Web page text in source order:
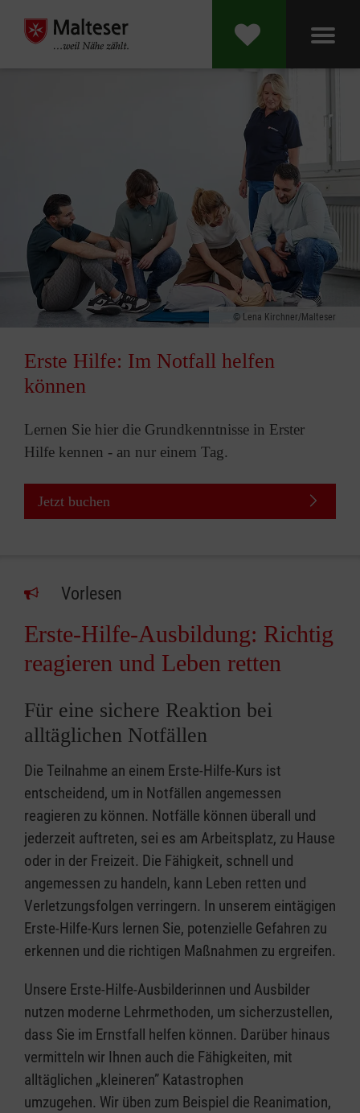
Lena Kirchner/Malteser
Erste Hilfe: Im Notfall helfen
können
Lernen Sie hier die Grundkenntnisse in Erster
Hilfe kennen - an nur einem Tag.
Jetzt buchen
Vorlesen
Erste-Hilfe-Ausbildung: Richtig
reagieren und Leben retten
Für eine sichere Reaktion bei
alltäglichen Notfällen
Die Teilnahme an einem Erste-Hilfe-Kurs ist
entscheidend, um in Notfällen angemessen
reagieren zu können. Notfälle können überall und
jederzeit auftreten, sei es am Arbeitsplatz, zu Hause
oder in der Freizeit. Die Fähigkeit, schnell und
angemessen zu handeln, kann Leben retten und
Verletzungsfolgen verringern. In unserem eintägigen
Erste-Hilfe-Kurs lernen Sie, potenzielle Gefahren zu
erkennen und die richtigen Maßnahmen zu ergreifen.
Unsere Erste-Hilfe-Ausbilderinnen und Ausbilder
nutzen moderne Lehrmethoden, um sicherzustellen,
dass Sie im Ernstfall helfen können. Darüber hinaus
vermitteln wir Ihnen auch die Fähigkeiten, mit
alltäglichen „kleineren” Katastrophen
umzugehen. Wir üben zum Beispiel die Reanimation,